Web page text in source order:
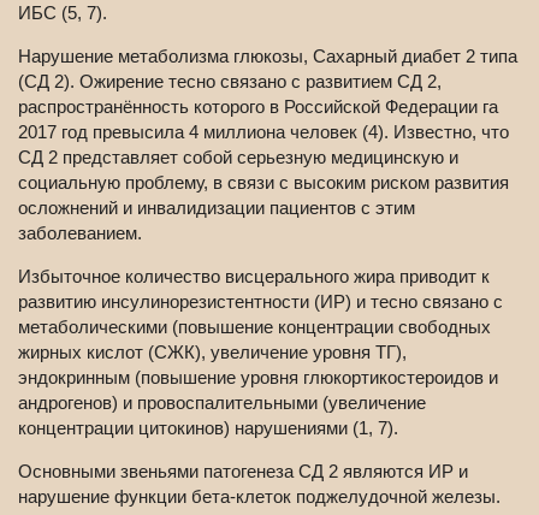
ИБС (5, 7).
Нарушение метаболизма глюкозы, Сахарный диабет 2 типа
(СД 2). Ожирение тесно связано с развитием СД 2,
распространённость которого в Российской Федерации га
2017 год превысила 4 миллиона человек (4). Известно, что
СД 2 представляет собой серьезную медицинскую и
социальную проблему, в связи с высоким риском развития
осложнений и инвалидизации пациентов с этим
заболеванием.
Избыточное количество висцерального жира приводит к
развитию инсулинорезистентности (ИР) и тесно связано с
метаболическими (повышение концентрации свободных
жирных кислот (СЖК), увеличение уровня ТГ),
эндокринным (повышение уровня глюкортикостероидов и
андрогенов) и провоспалительными (увеличение
концентрации цитокинов) нарушениями (1, 7).
Основными звеньями патогенеза СД 2 являются ИР и
нарушение функции бета-клеток поджелудочной железы.